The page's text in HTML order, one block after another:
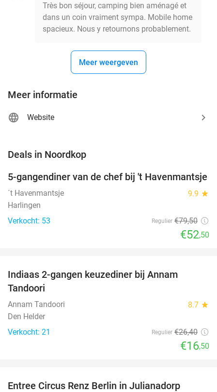
Très bon séjour, camping bien aménagé et
dans un coin vraiment sympa. Mobile home
spacieux. Nous y retournons probablement.
Meer weergeven
Meer informatie
Website
Deals in Noordkop
34%
NEW
TODAY
5-gangendiner van de chef bij 't Havenmantsje
´t Havenmantsje 9.9 star
Harlingen
Verkocht: 53
Regulier €79,50
€52,50
Indiaas 2-gangen keuzediner bij Annam
Tandoori
Annam Tandoori 8.7 star
Den Helder
Verkocht: 21
Regulier €26,40
€16,50
Entree Circus Renz Berlin in Julianadorp